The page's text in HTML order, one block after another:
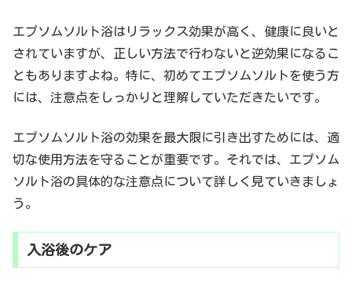
エプソムソルト浴はリラックス効果が高く、健康に良いと
されていますが、正しい方法で行わないと逆効果になるこ
ともありますよね。特に、初めてエプソムソルトを使う方
には、注意点をしっかりと理解していただきたいです。
エプソムソルト浴の効果を最大限に引き出すためには、適
切な使用方法を守ることが重要です。それでは、エプソム
ソルト浴の具体的な注意点について詳しく見ていきましょ
う。
入浴後のケア